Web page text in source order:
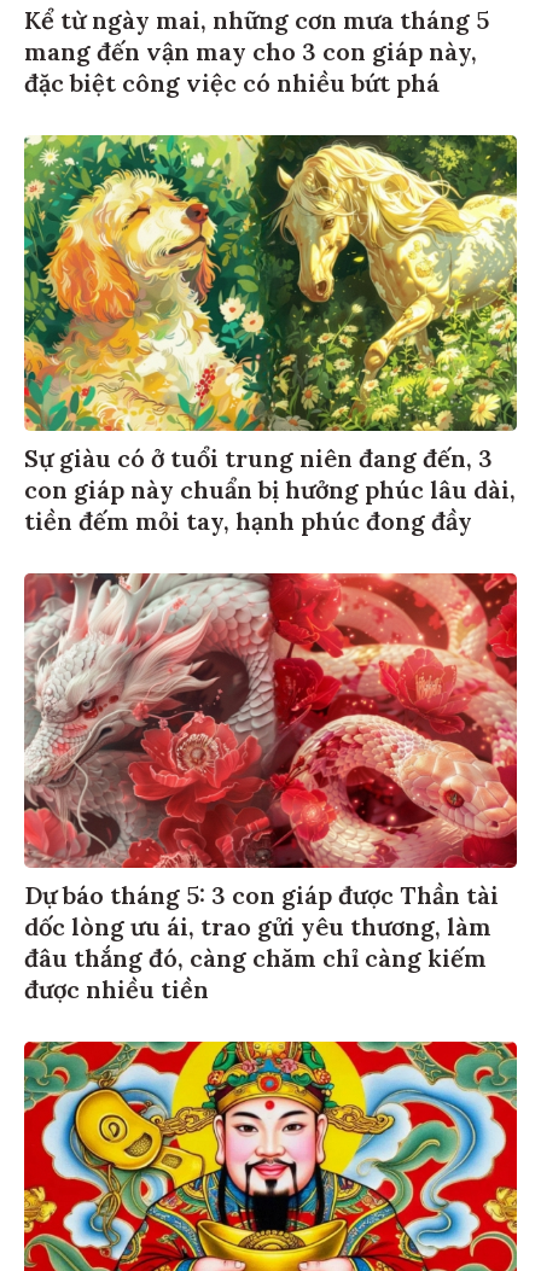
Kể từ ngày mai, những cơn mưa tháng 5
mang đến vận may cho 3 con giáp này,
đặc biệt công việc có nhiều bứt phá
Sự giàu có ở tuổi trung niên đang đến, 3
con giáp này chuẩn bị hưởng phúc lâu dài,
tiền đếm mỏi tay, hạnh phúc đong đầy
Dự báo tháng 5: 3 con giáp được Thần tài
dốc lòng ưu ái, trao gửi yêu thương, làm
đâu thắng đó, càng chăm chỉ càng kiếm
được nhiều tiền